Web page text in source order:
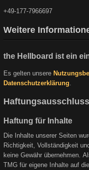
+49-177-7966697
Weitere
the Hellboard ist ein
Es gelten unsere
Datenschutzerklärung
Haftung für Inhalte
Die Inhalte unserer Seiten
Richtigkeit, Vollständigkeit
keine Gewähr übernehmen.
TMG für eigene Inhalte auf